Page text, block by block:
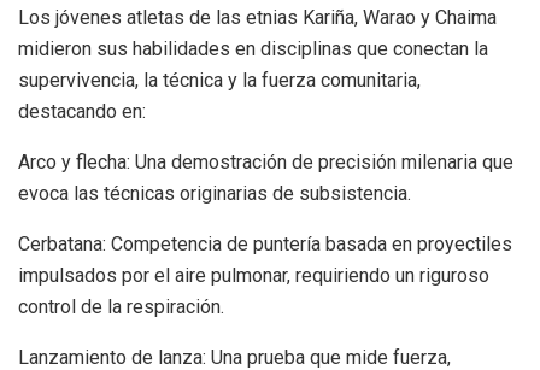
​Los jóvenes atletas de las etnias Kariña, Warao y Chaima
midieron sus habilidades en disciplinas que conectan la
supervivencia, la técnica y la fuerza comunitaria,
destacando en:
​Arco y flecha: Una demostración de precisión milenaria que
evoca las técnicas originarias de subsistencia.
​Cerbatana: Competencia de puntería basada en proyectiles
impulsados por el aire pulmonar, requiriendo un riguroso
control de la respiración.
​Lanzamiento de lanza: Una prueba que mide fuerza,